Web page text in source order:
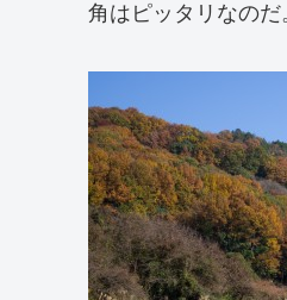
角はピッタリなのだ